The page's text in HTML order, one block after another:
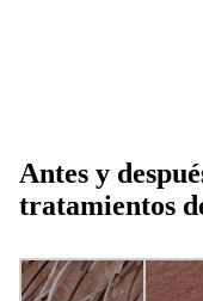
Antes y
tratamientos